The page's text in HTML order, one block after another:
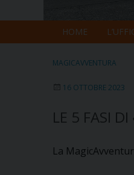
HOME
MAGICAVVENTURA
16 OTTOBRE 2023
LE 5 FASI
La